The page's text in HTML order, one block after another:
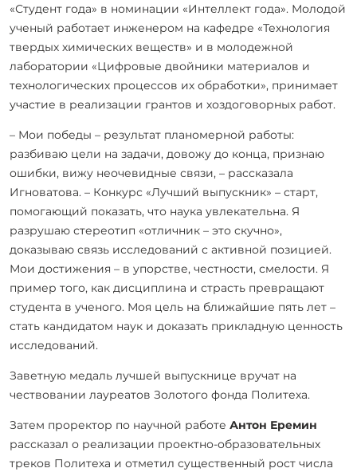
«Студент года» в номинации «Интеллект года». Молодой
ученый работает инженером на кафедре «Технология
твердых химических веществ» и в молодежной
лаборатории «Цифровые двойники материалов и
технологических процессов их обработки», принимает
участие в реализации грантов и хоздоговорных работ.
– Мои победы – результат планомерной работы:
разбиваю цели на задачи, довожу до конца, признаю
ошибки, вижу неочевидные связи, – рассказала
Игноватова. – Конкурс «Лучший выпускник» – старт,
помогающий показать, что наука увлекательна. Я
разрушаю стереотип «отличник – это скучно»,
доказываю связь исследований с активной позицией.
Мои достижения – в упорстве, честности, смелости. Я
пример того, как дисциплина и страсть превращают
студента в ученого. Моя цель на ближайшие пять лет –
стать кандидатом наук и доказать прикладную ценность
исследований.
Заветную медаль лучшей выпускнице вручат на
чествовании лауреатов Золотого фонда Политеха.
Затем проректор по научной работе Антон Еремин
рассказал о реализации проектно-образовательных
треков Политеха и отметил существенный рост числа